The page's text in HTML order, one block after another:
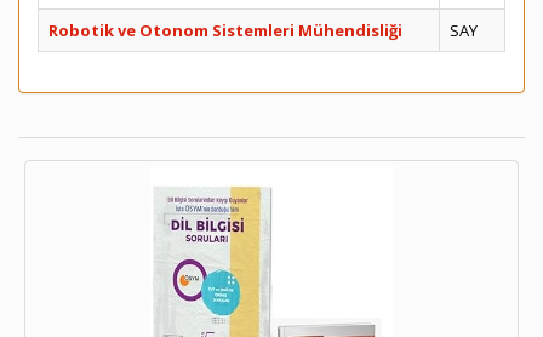
Robotik ve Otonom Sistemleri Mühendisliği
SAY